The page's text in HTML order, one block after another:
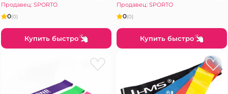
Продавец: SPORTO
0(0)
Купить быстро
Продавец: SPORTO
0(0)
Купить быстро